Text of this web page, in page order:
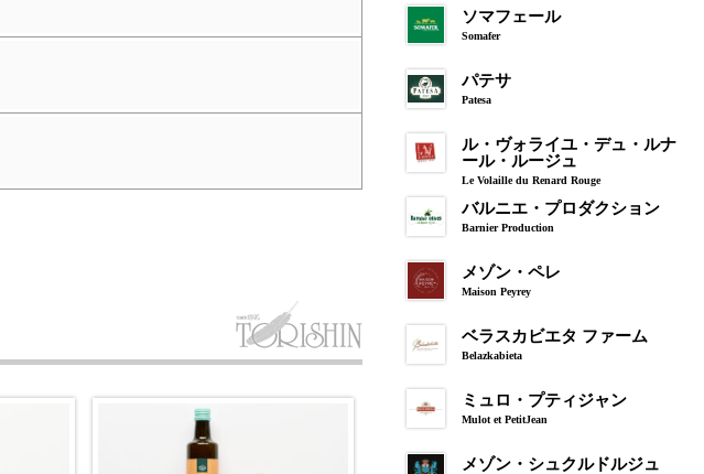
ソマフェール
Somafer
パテサ
Patesa
ル・ヴォライユ・デュ・ルナ
ール・ルージュ
Le Volaille du Renard Rouge
バルニエ・プロダクション
Barnier Production
メゾン・ペレ
Maison Peyrey
ベラスカビエタ ファーム
Belazkabieta
ミュロ・プティジャン
Mulot et PetitJean
メゾン・シュクルドルジュ